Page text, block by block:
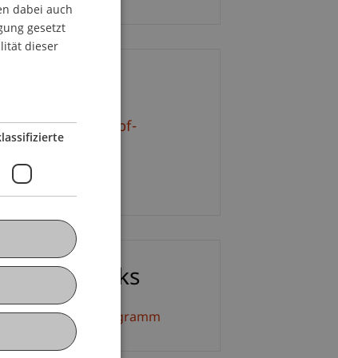
Martina Schöpf-
22 33
Links
Detailprogramm
GERMAN
ENGLISH
dabei auch
gesetzt
dieser